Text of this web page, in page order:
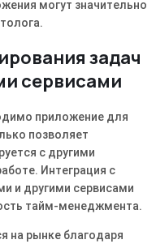
могут значительно
задач
сервисами
приложение для
позволяет
с другими
Интеграция с
и другими сервисами
тайм-менеджмента.
на рынке благодаря